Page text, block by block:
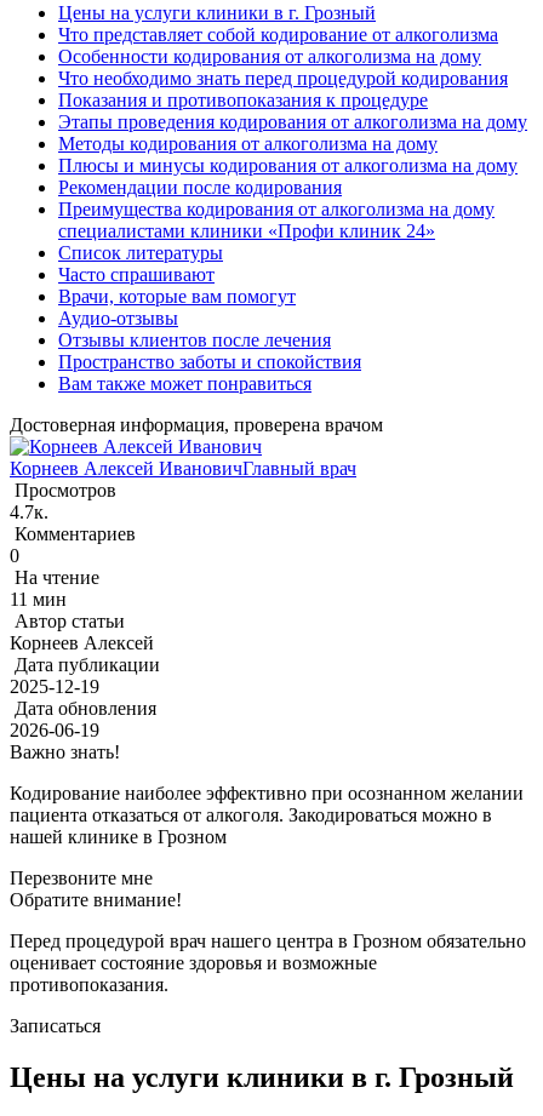
Цены на услуги клиники в г. Грозный
Что представляет собой кодирование от алкоголизма
Особенности кодирования от алкоголизма на дому
Что необходимо знать перед процедурой кодирования
Показания и противопоказания к процедуре
Этапы проведения кодирования от алкоголизма на дому
Методы кодирования от алкоголизма на дому
Плюсы и минусы кодирования от алкоголизма на дому
Рекомендации после кодирования
Преимущества кодирования от алкоголизма на дому
специалистами клиники «Профи клиник 24»
Список литературы
Часто спрашивают
Врачи, которые вам помогут
Аудио-отзывы
Отзывы клиентов после лечения
Пространство заботы и спокойствия
Вам также может понравиться
Достоверная информация, проверена врачом
Корнеев Алексей ИвановичГлавный врач
Просмотров
4.7к.
Комментариев
0
На чтение
11 мин
Автор статьи
Корнеев Алексей
Дата публикации
2025-12-19
Дата обновления
2026-06-19
Важно знать!
Кодирование наиболее эффективно при осознанном желании
пациента отказаться от алкоголя. Закодироваться можно в
нашей клинике в Грозном
Перезвоните мне
Обратите внимание!
Перед процедурой врач нашего центра в Грозном обязательно
оценивает состояние здоровья и возможные
противопоказания.
Записаться
Цены на услуги клиники в г. Грозный